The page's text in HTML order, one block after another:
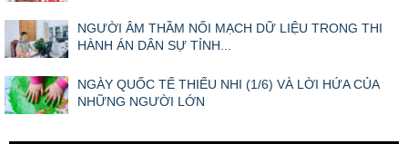
NGƯỜI ÂM THẦM NỐI MẠCH DỮ LIỆU TRONG THI
HÀNH ÁN DÂN SỰ TỈNH...
NGÀY QUỐC TẾ THIẾU NHI (1/6) VÀ LỜI HỨA CỦA
NHỮNG NGƯỜI LỚN